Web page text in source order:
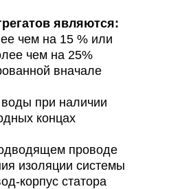
являются:
чем на 15 % или
чем на 25%
вначале
при наличии
концах
проводе
изоляции системы
корпус статора